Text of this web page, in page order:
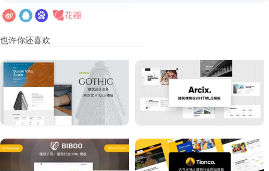
也许你还喜欢